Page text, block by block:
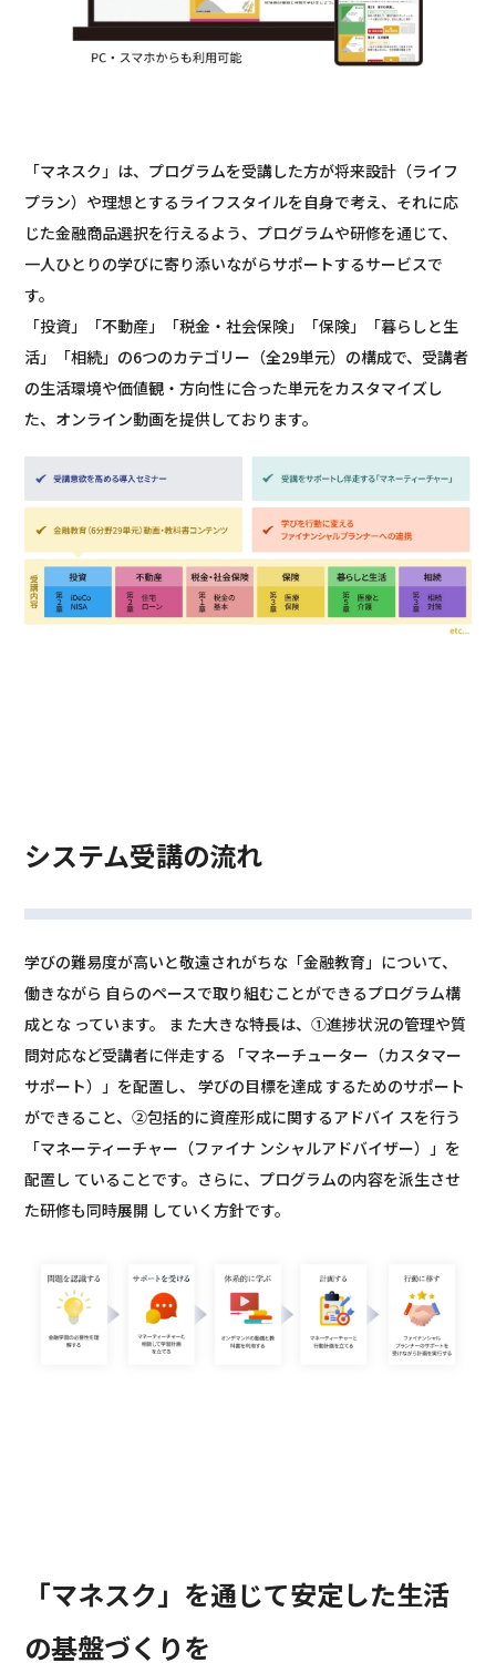
「マネスク」は、プログラムを受講した方が将来設計（ライフ
プラン）や理想とするライフスタイルを自身で考え、それに応
じた金融商品選択を行えるよう、プログラムや研修を通じて、
一人ひとりの学びに寄り添いながらサポートするサービスで
す。
「投資」「不動産」「税金・社会保険」「保険」「暮らしと生
活」「相続」の6つのカテゴリー（全29単元）の構成で、受講者
の生活環境や価値観・方向性に合った単元をカスタマイズし
た、オンライン動画を提供しております。
システム受講の流れ
学びの難易度が高いと敬遠されがちな「金融教育」について、
働きながら 自らのペースで取り組むことができるプログラム構
成とな っています。 ま た大きな特長は、①進捗状況の管理や質
問対応など受講者に伴走する 「マネーチューター（カスタマー
サポート）」を配置し、 学びの目標を達成 するためのサポート
ができること、②包括的に資産形成に関するアドバイ スを行う
「マネーティーチャー（ファイナ ンシャルアドバイザー）」を
配置し ていることです。さらに、プログラムの内容を派生させ
た研修も同時展開 していく方針です。
「マネスク」を通じて安定した生活
の基盤づくりを